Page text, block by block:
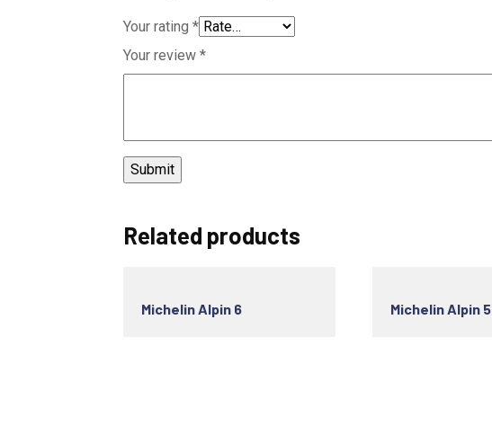
Your rating *
Your review *
Related products
Michelin Alpin 6 Michelin Alpin 5